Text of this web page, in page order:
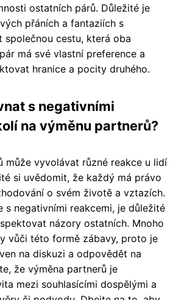
ostatních párů. Důležité je
přáních a fantaziích s
společnou cestu, která oba
má své vlastní preference a
hranice a pocity druhého.
s negativními
na výměnu partnerů?
může vyvolávat různé reakce u lidí
si uvědomit, že každý má právo
o svém životě a vztazích.
s negativními reakcemi, je důležité
názory ostatních. Mnoho
vůči této formě zábavy, proto je
na diskuzi a odpovědět na
že výměna partnerů je
mezi souhlasícími dospělými a